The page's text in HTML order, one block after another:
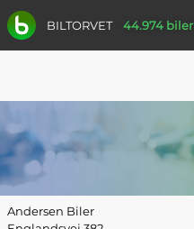
BILTORVET 44.974 biler
Andersen Biler